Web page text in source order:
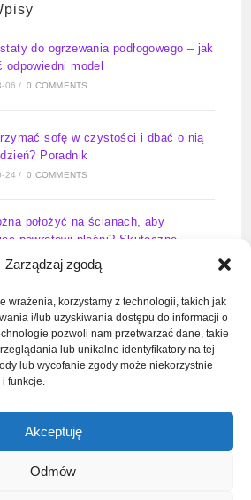
Zarządzaj zgodą
wrażenia, korzystamy z technologii, takich jak
i/lub uzyskiwania dostępu do informacji o
pozwoli nam przetwarzać dane, takie
lub unikalne identyfikatory na tej
lub wycofanie zgody może niekorzystnie
i funkcje.
Akceptuję
Odmów
do ogrzewania podłogowego – jak
odpowiedni model
06 / 0 COMMENTS
sofę w czystości i dbać o nią
Poradnik
24 / 0 COMMENTS
położyć na ścianach, aby
powrotowi pleśni? Skuteczne
na lata
wody do pralki kiedy otwarty –
poradnik
11 / 0 COMMENTS
dolny zawór grzejnika?
serwisanta w 6 krokach
10 / 0 COMMENTS